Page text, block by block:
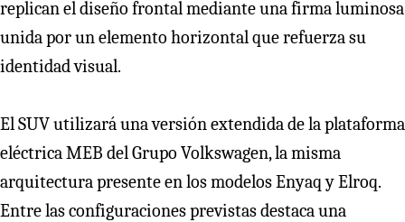
replican el diseño frontal mediante una firma luminosa
unida por un elemento horizontal que refuerza su
identidad visual.
El SUV utilizará una versión extendida de la plataforma
eléctrica MEB del Grupo Volkswagen, la misma
arquitectura presente en los modelos Enyaq y Elroq.
Entre las configuraciones previstas destaca una